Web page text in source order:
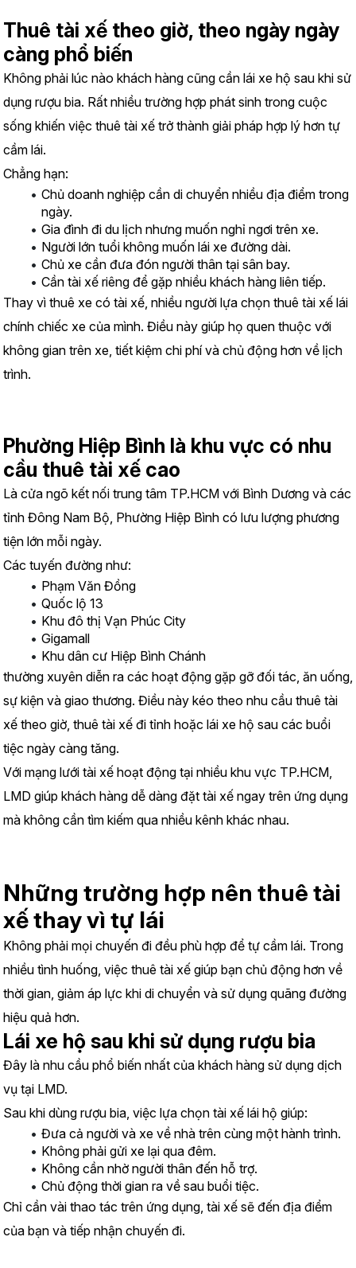
Thuê tài xế theo giờ, theo ngày ngày
càng phổ biến
Không phải lúc nào khách hàng cũng cần lái xe hộ sau khi sử
dụng rượu bia. Rất nhiều trường hợp phát sinh trong cuộc
sống khiến việc thuê tài xế trở thành giải pháp hợp lý hơn tự
cầm lái.
Chẳng hạn:
Chủ doanh nghiệp cần di chuyển nhiều địa điểm trong
ngày.
Gia đình đi du lịch nhưng muốn nghỉ ngơi trên xe.
Người lớn tuổi không muốn lái xe đường dài.
Chủ xe cần đưa đón người thân tại sân bay.
Cần tài xế riêng để gặp nhiều khách hàng liên tiếp.
Thay vì thuê xe có tài xế, nhiều người lựa chọn thuê tài xế lái
chính chiếc xe của mình. Điều này giúp họ quen thuộc với
không gian trên xe, tiết kiệm chi phí và chủ động hơn về lịch
trình.
Phường Hiệp Bình là khu vực có nhu
cầu thuê tài xế cao
Là cửa ngõ kết nối trung tâm TP.HCM với Bình Dương và các
tỉnh Đông Nam Bộ, Phường Hiệp Bình có lưu lượng phương
tiện lớn mỗi ngày.
Các tuyến đường như:
Phạm Văn Đồng
Quốc lộ 13
Khu đô thị Vạn Phúc City
Gigamall
Khu dân cư Hiệp Bình Chánh
thường xuyên diễn ra các hoạt động gặp gỡ đối tác, ăn uống,
sự kiện và giao thương. Điều này kéo theo nhu cầu thuê tài
xế theo giờ, thuê tài xế đi tỉnh hoặc lái xe hộ sau các buổi
tiệc ngày càng tăng.
Với mạng lưới tài xế hoạt động tại nhiều khu vực TP.HCM,
LMD giúp khách hàng dễ dàng đặt tài xế ngay trên ứng dụng
mà không cần tìm kiếm qua nhiều kênh khác nhau.
Những trường hợp nên thuê tài
xế thay vì tự lái
Không phải mọi chuyến đi đều phù hợp để tự cầm lái. Trong
nhiều tình huống, việc thuê tài xế giúp bạn chủ động hơn về
thời gian, giảm áp lực khi di chuyển và sử dụng quãng đường
hiệu quả hơn.
Lái xe hộ sau khi sử dụng rượu bia
Đây là nhu cầu phổ biến nhất của khách hàng sử dụng dịch
vụ tại LMD.
Sau khi dùng rượu bia, việc lựa chọn tài xế lái hộ giúp:
Đưa cả người và xe về nhà trên cùng một hành trình.
Không phải gửi xe lại qua đêm.
Không cần nhờ người thân đến hỗ trợ.
Chủ động thời gian ra về sau buổi tiệc.
Chỉ cần vài thao tác trên ứng dụng, tài xế sẽ đến địa điểm
của bạn và tiếp nhận chuyến đi.